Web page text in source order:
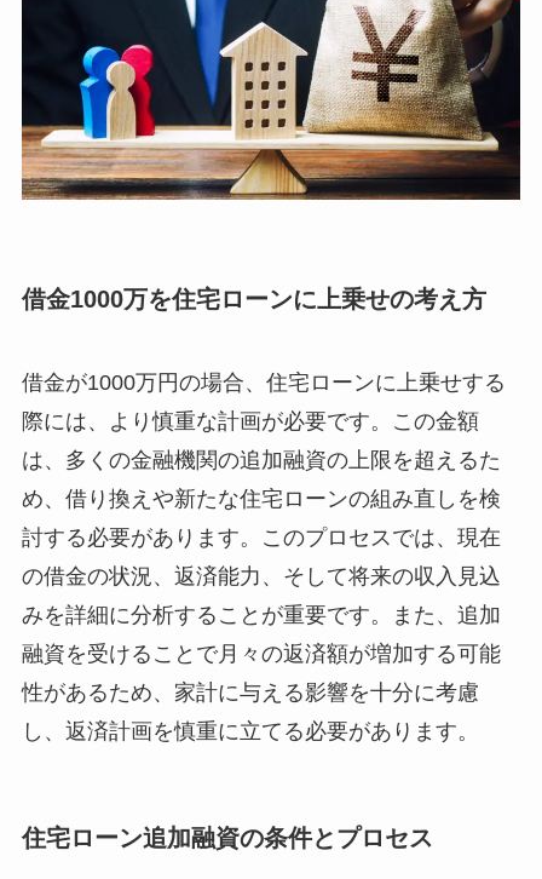
借金1000万を住宅ローンに上乗せの考え方
借金が1000万円の場合、住宅ローンに上乗せする
際には、より慎重な計画が必要です。この金額
は、多くの金融機関の追加融資の上限を超えるた
め、借り換えや新たな住宅ローンの組み直しを検
討する必要があります。このプロセスでは、現在
の借金の状況、返済能力、そして将来の収入見込
みを詳細に分析することが重要です。また、追加
融資を受けることで月々の返済額が増加する可能
性があるため、家計に与える影響を十分に考慮
し、返済計画を慎重に立てる必要があります。
住宅ローン追加融資の条件とプロセス